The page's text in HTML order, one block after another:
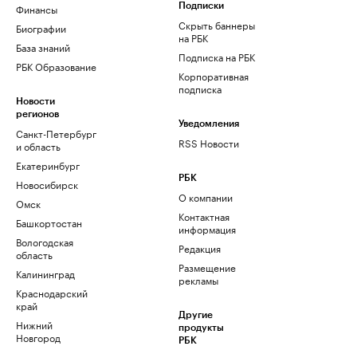
Финансы
Биографии
База знаний
РБК Образование
Новости
регионов
Санкт-Петербург
и область
Екатеринбург
Новосибирск
Омск
Башкортостан
Вологодская
область
Калининград
Краснодарский
край
Нижний
Новгород
Подписки
Скрыть баннеры
на РБК
Подписка на РБК
Корпоративная
подписка
Уведомления
RSS Новости
РБК
О компании
Контактная
информация
Редакция
Размещение
рекламы
Другие
продукты
РБК